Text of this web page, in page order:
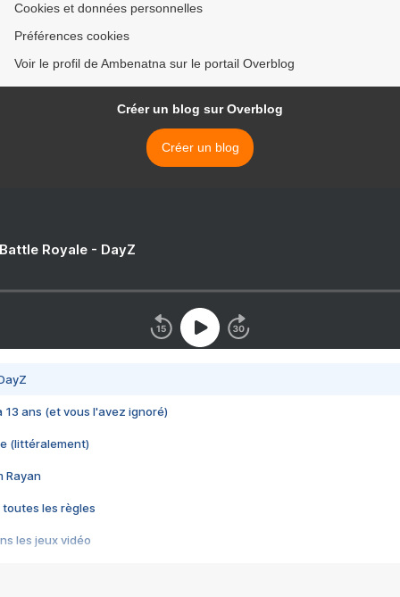
Cookies et données personnelles
Préférences cookies
Voir le profil de Ambenatna sur le portail Overblog
Créer un blog sur Overblog
Créer un blog
Royale - DayZ
13 ans (et vous l'avez ignoré)
(littéralement)
Rayan
toutes les règles
les jeux vidéo